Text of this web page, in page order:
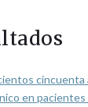
en